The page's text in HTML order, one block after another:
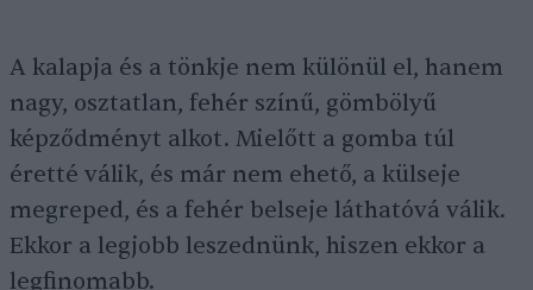
A kalapja és a tönkje nem különül el, hanem
nagy, osztatlan, fehér színű, gömbölyű
képződményt alkot. Mielőtt a gomba túl
éretté válik, és már nem ehető, a külseje
megreped, és a fehér belseje láthatóvá válik.
Ekkor a legjobb leszednünk, hiszen ekkor a
legfinomabb.